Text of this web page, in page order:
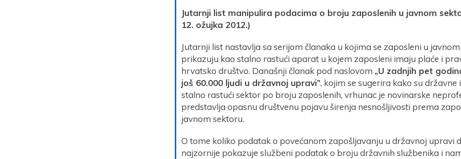
Jutarnji list manipulira podacima o broju zaposlenih u javnom
12. ožujka 2012.)
Jutarnji list nastavlja sa serijom članaka u kojima se zaposleni u
prikazuju kao stalno rastući aparat u kojem zaposleni imaju plaće i
hrvatsko društvo. Današnji članak pod naslovom „U zadnjih pet
još 60.000 ljudi u državnoj upravi”, kojim se sugerira kako su državne
stalno rastući sektor po broju zaposlenih, vrhunac je novinarske
predstavlja opasnu društvenu pojavu širenja nesnošljivosti prema
javnom sektoru.
O tome koliko podatak o povećanom zapošljavanju u državnoj upravi
najzornije pokazuje službeni podatak o broju državnih službenika i